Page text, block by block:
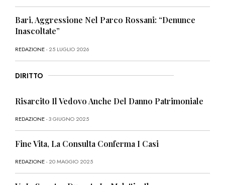
Bari, Aggressione Nel Parco Rossani: “Denunce
Inascoltate”
REDAZIONE- 25 LUGLIO 2026
DIRITTO
Risarcito Il Vedovo Anche Del Danno Patrimoniale
REDAZIONE- 3 GIUGNO 2025
Fine Vita, La Consulta Conferma I Casi
REDAZIONE- 20 MAGGIO 2025